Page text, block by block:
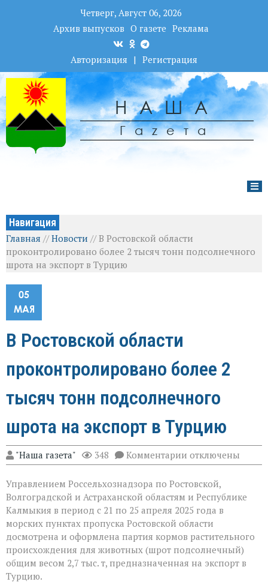
Четверг, Август 06, 2026
Архив выпусков О газете Реклама
Авторизация | Регистрация
НАША
Гаzета
Навигация
Главная //Новости //В Ростовской области
проконтролировано более 2 тысяч тонн подсолнечного
шрота на экспорт в Турцию
05
МАЯ
В Ростовской области
проконтролировано более 2
тысяч тонн подсолнечного
шрота на экспорт в Турцию
"Наша газета" 348 Комментарии к
записи
Ростовской
области
более
2
тысяч
тонн
подсолнечного
шрота
отключены
Управлением Россельхознадзора по Ростовской,
Волгоградской и Астраханской областям и Республике
Калмыкия в период с 21 по 25 апреля 2025 года в
морских пунктах пропуска Ростовской области
досмотрена и оформлена партия кормов растительного
происхождения для животных (шрот подсолнечный)
общим весом 2,7 тыс. т, предназначенная на экспорт в
Турцию.